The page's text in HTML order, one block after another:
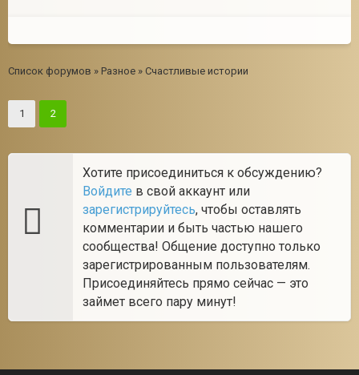
Список форумов » Разное » Счастливые истории
1 2
Хотите присоединиться к обсуждению?
Войдите в свой аккаунт или
зарегистрируйтесь, чтобы оставлять
комментарии и быть частью нашего
сообщества! Общение доступно только
зарегистрированным пользователям.
Присоединяйтесь прямо сейчас — это
займет всего пару минут!